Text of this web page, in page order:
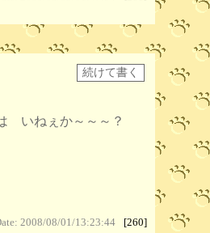
いねぇか～～～？
2008/08/01/13:23:44 [260]